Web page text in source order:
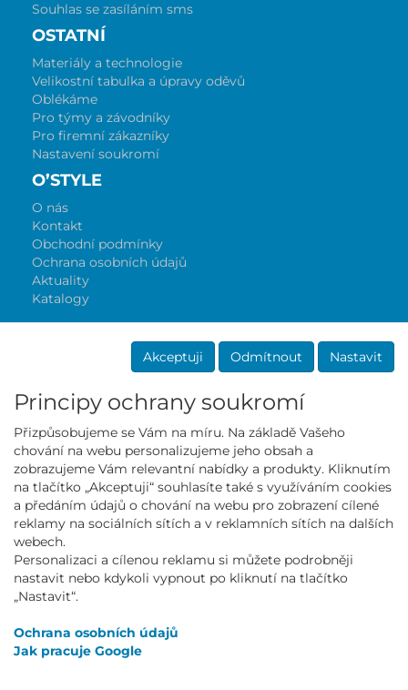
Souhlas se zasíláním sms
OSTATNÍ
Materiály a technologie
Velikostní tabulka a úpravy oděvů
Oblékáme
Pro týmy a závodníky
Pro firemní zákazníky
Nastavení soukromí
O’STYLE
O nás
Kontakt
Obchodní podmínky
Ochrana osobních údajů
Aktuality
Katalogy
Mall partner
NEWSLETTER
Akceptuji Odmítnout Nastavit
Principy ochrany soukromí
Přizpůsobujeme se Vám na míru. Na základě Vašeho
chování na webu personalizujeme jeho obsah a
zobrazujeme Vám relevantní nabídky a produkty. Kliknutím
na tlačítko „Akceptuji“ souhlasíte také s využíváním cookies
a předáním údajů o chování na webu pro zobrazení cílené
reklamy na sociálních sítích a v reklamních sítích na dalších
webech.
Personalizaci a cílenou reklamu si můžete podrobněji
nastavit nebo kdykoli vypnout po kliknutí na tlačítko
„Nastavit“.
Ochrana osobních údajů
Jak pracuje Google